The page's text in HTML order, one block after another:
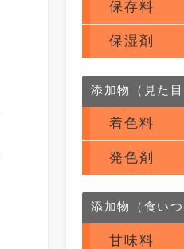
保存料
保湿剤
添加物（見た
着色料
発色剤
添加物（食い
甘味料